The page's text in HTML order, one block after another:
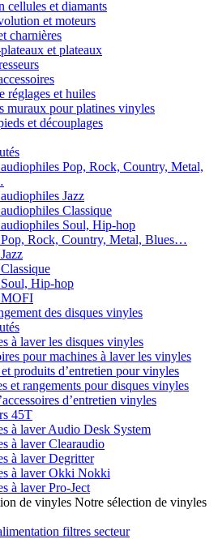
cellules et diamants
et moteurs
charnières
et plateaux
réglages et huiles
muraux pour platines vinyles
et découplages
Pop, Rock, Country, Metal,
Jazz
Classique
Soul, Hip-hop
Rock, Country, Metal, Blues…
Hip-hop
des disques vinyles
à laver les disques vinyles
pour machines à laver les vinyles
produits d’entretien pour vinyles
et rangements pour disques vinyles
d’entretien vinyles
45T
à laver Audio Desk System
à laver Clearaudio
à laver Degritter
à laver Okki Nokki
à laver Pro-Ject
Notre sélection de vinyles
filtres secteur